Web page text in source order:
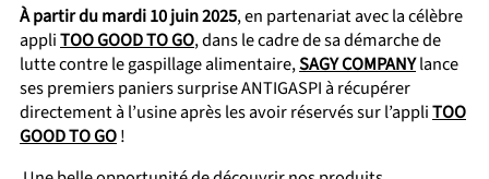
À partir du mardi 10 juin 2025, en partenariat avec la célèbre
appliTOO GOOD TO GO,dans le cadre de sa démarche de
lutte contre le gaspillage alimentaire,SAGY COMPANYlance
ses premiers paniers surprise ANTIGASPIà récupérer
directement à l’usine après les avoir réservéssur l’appliTOO
GOOD TO GO!